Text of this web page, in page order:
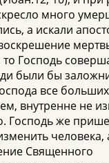
много
а искали
Господь
были бы
все
внутренне не
Господь же
человека,
Священного